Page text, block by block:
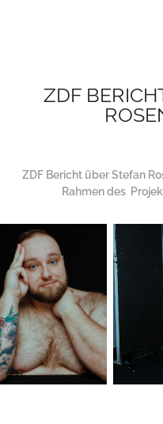
ZDF
ZDF Bericht über Stefan
Rahmen des